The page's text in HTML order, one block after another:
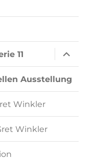
11
öffnen
Ausstellung
Winkler
Winkler